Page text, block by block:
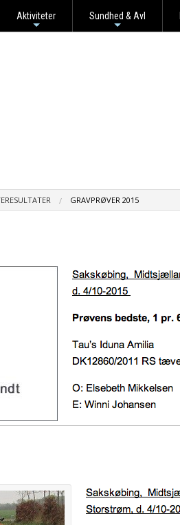
Aktiviteter Sundhed & Avl
GRAVPRØVER 2015